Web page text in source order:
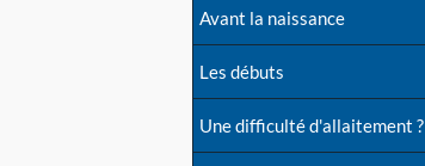
Avant la naissance
Les débuts
Une difficulté d'allaitement ?